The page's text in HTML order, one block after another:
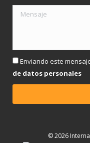
windowwindowwindow
Enviando este
de datos personales
© 2026